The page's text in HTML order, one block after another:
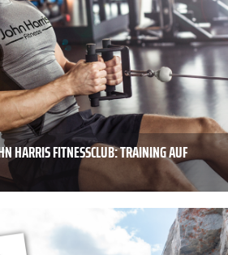
HARRIS FITNESSCLUB: TRAINING AUF